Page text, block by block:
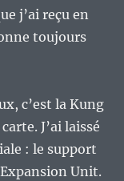
j’ai reçu en
toujours
c’est la Kung
J’ai laissé
: le support
Unit.